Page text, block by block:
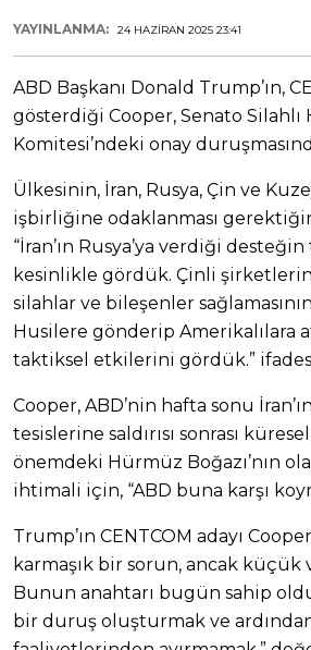
YAYINLANMA: 24 HAZIRAN 2025 23:41
ABD Başkanı Donald Trump’ın,
gösterdiği Cooper, Senato
Komitesi’ndeki onay
Ülkesinin, İran, Rusya, Çin ve
işbirliğine odaklanması
“İran’ın Rusya’ya verdiği
kesinlikle gördük. Çinli şirketlerin
silahlar ve bileşenler
Husilere gönderip Amerikalılara
taktiksel etkilerini gördük.”
Cooper, ABD’nin hafta sonu
tesislerine saldırısı sonrası
önemdeki Hürmüz Boğazı’nın
ihtimali için, “ABD buna karşı
Trump’ın CENTCOM adayı
karmaşık bir sorun, ancak küçük
Bunun anahtarı bugün sahip
bir duruş oluşturmak ve